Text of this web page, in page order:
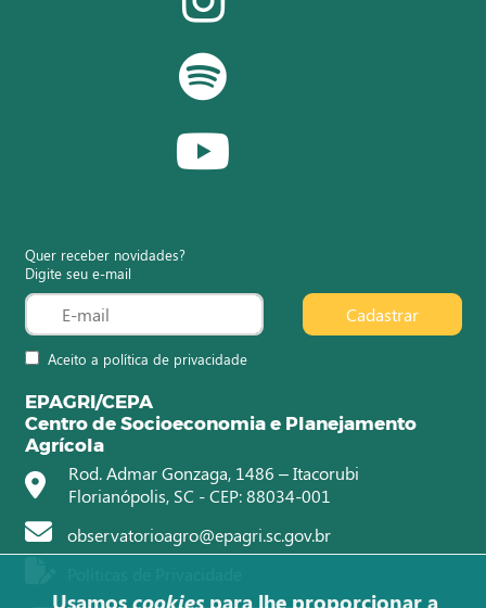
Quer receber novidades?
Digite seu e-mail
Aceito a política de privacidade
Cadastrar
EPAGRI/CEPA
Centro de Socioeconomia e Planejamento
Agrícola
Rod. Admar Gonzaga, 1486 – Itacorubi
Florianópolis, SC - CEP: 88034-001
observatorioagro@epagri.sc.gov.br
Usamos cookies para lhe proporcionar a